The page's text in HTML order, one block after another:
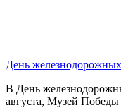
День
В День
августа, Музей